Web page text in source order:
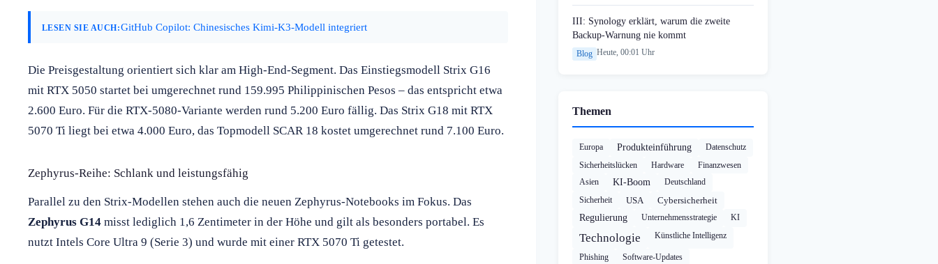
LESEN SIE AUCH:GitHub Copilot: Chinesisches Kimi-K3-Modell integriert
Die Preisgestaltung orientiert sich klar am High-End-Segment. Das Einstiegsmodell Strix G16
mit RTX 5050 startet bei umgerechnet rund 159.995 Philippinischen Pesos – das entspricht etwa
2.600 Euro. Für die RTX-5080-Variante werden rund 5.200 Euro fällig. Das Strix G18 mit RTX
5070 Ti liegt bei etwa 4.000 Euro, das Topmodell SCAR 18 kostet umgerechnet rund 7.100 Euro.
Zephyrus-Reihe: Schlank und leistungsfähig
Parallel zu den Strix-Modellen stehen auch die neuen Zephyrus-Notebooks im Fokus. Das
Zephyrus G14 misst lediglich 1,6 Zentimeter in der Höhe und gilt als besonders portabel. Es
nutzt Intels Core Ultra 9 (Serie 3) und wurde mit einer RTX 5070 Ti getestet.
III: Synology erklärt, warum die zweite
Backup-Warnung nie kommt
Blog Heute, 00:01 Uhr
Themen
Europa Produkteinführung
Datenschutz
Sicherheitslücken
Hardware
Finanzwesen
Asien
KI-Boom
Deutschland
Sicherheit
USA
Cybersicherheit
Regulierung
Unternehmensstrategie KI
Technologie Künstliche Intelligenz
Phishing Software-Updates